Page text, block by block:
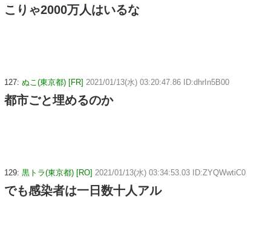
こりゃ2000万人はいるな
127: ぬこ(東京都) [FR] 2021/01/13(水) 03:20:47.86 ID:dhrIn5B00
都市ごと埋めるのか
129: 黒トラ(東京都) [RO] 2021/01/13(水) 03:34:53.03 ID:ZYQWwtiC0
でも感染者は一日数十人アル